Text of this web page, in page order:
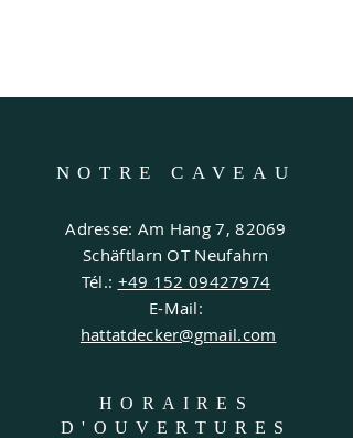
NOTRE CAVEAU
Adresse: Am Hang 7, 82069
Schäftlarn OT Neufahrn
Tél.: +49 152 09427974
E-Mail:
hattatdecker@gmail.com
HORAIRES
D'OUVERTURES